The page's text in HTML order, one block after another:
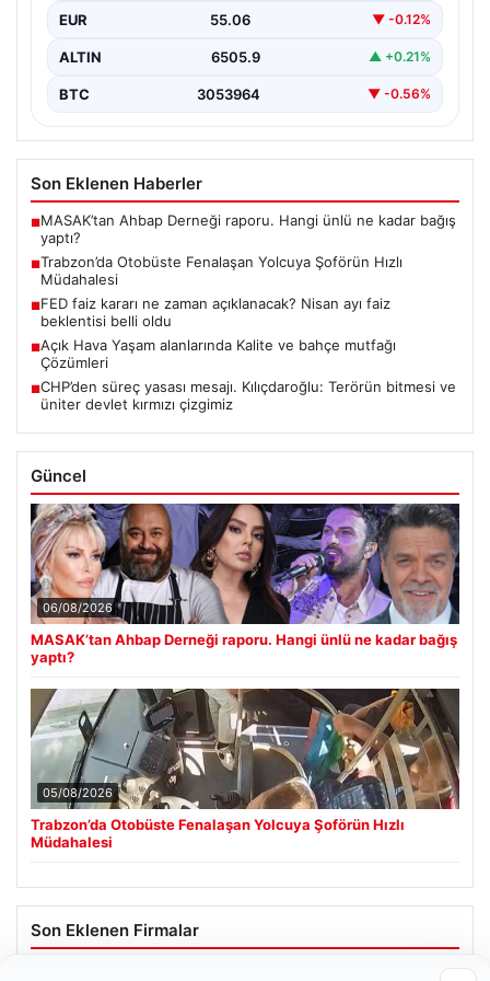
EUR 55.06 ▼ -0.12%
ALTIN 6505.9 ▲ +0.21%
BTC 3053964 ▼ -0.56%
Son Eklenen Haberler
■MASAK’tan Ahbap Derneği raporu. Hangi ünlü ne kadar bağış
yaptı?
■Trabzon’da Otobüste Fenalaşan Yolcuya Şoförün Hızlı
Müdahalesi
■FED faiz kararı ne zaman açıklanacak? Nisan ayı faiz
beklentisi belli oldu
■Açık Hava Yaşam alanlarında Kalite ve bahçe mutfağı
Çözümleri
■CHP’den süreç yasası mesajı. Kılıçdaroğlu: Terörün bitmesi ve
üniter devlet kırmızı çizgimiz
Güncel
06/08/2026
MASAK’tan Ahbap Derneği raporu. Hangi ünlü ne kadar bağış
yaptı?
05/08/2026
Trabzon’da Otobüste Fenalaşan Yolcuya Şoförün Hızlı
Müdahalesi
Son Eklenen Firmalar